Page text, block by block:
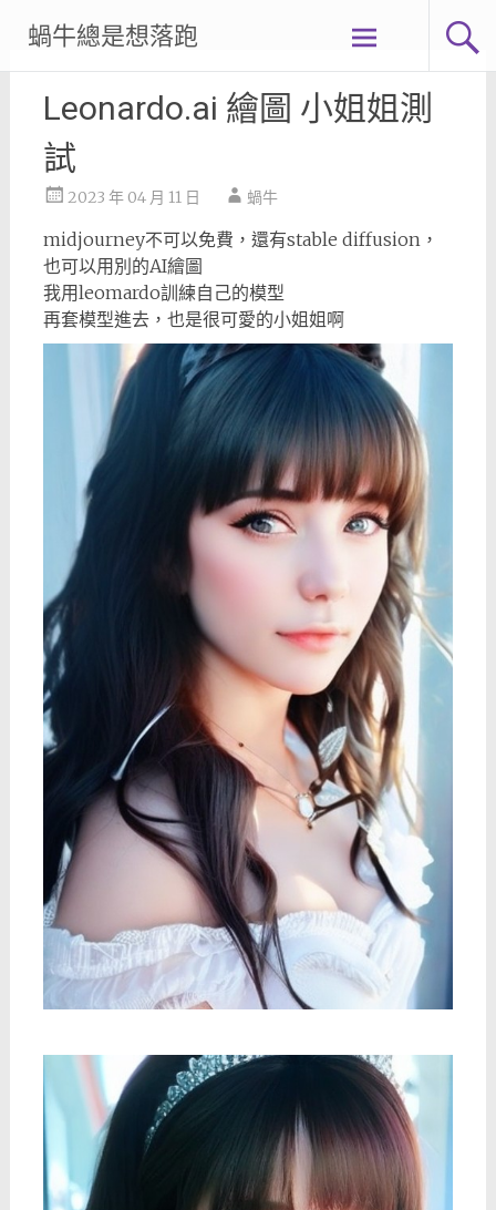
content
蝸牛總是想落跑
Leonardo.ai 繪圖 小姐姐測
試
2023 年 04 月 11 日 蝸牛
midjourney不可以免費，還有stable diffusion，
也可以用別的AI繪圖
我用leomardo訓練自己的模型
再套模型進去，也是很可愛的小姐姐啊